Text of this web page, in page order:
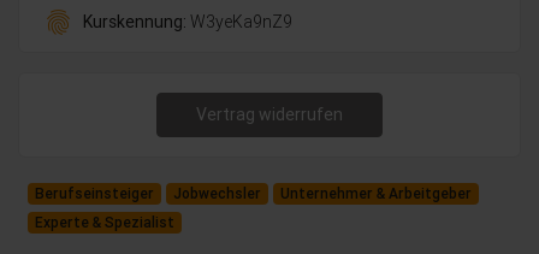
fingerprint Kurskennung: W3yeKa9nZ9
Vertrag widerrufen
Berufseinsteiger Jobwechsler
Unternehmer & Arbeitgeber
Experte & Spezialist